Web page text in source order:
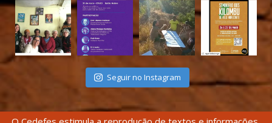
Seguir no Instagram